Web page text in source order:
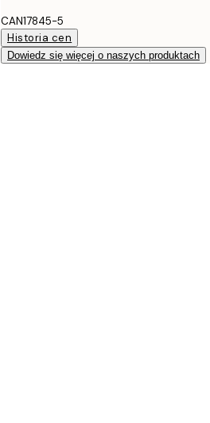
CAN17845-5
Historia cen
Dowiedz się więcej o naszych produktach